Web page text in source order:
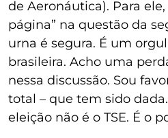
de Aeronáutica). Para
página” na questão da
urna é segura. É um
brasileira. Acho uma
nessa discussão. Sou
total – que tem sido
eleição não é o TSE. É o